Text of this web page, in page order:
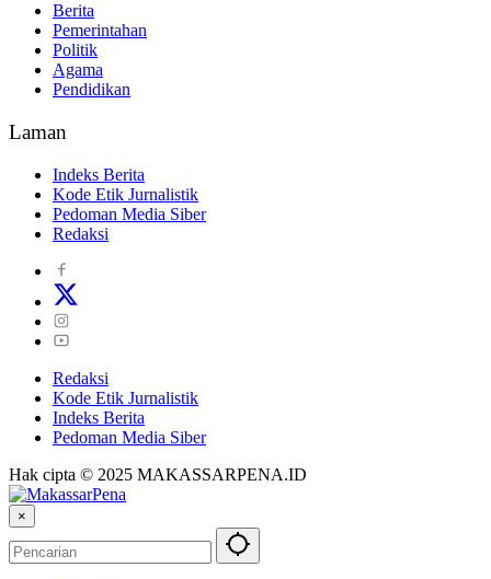
Berita
Pemerintahan
Politik
Agama
Pendidikan
Laman
Indeks Berita
Kode Etik Jurnalistik
Pedoman Media Siber
Redaksi
Redaksi
Kode Etik Jurnalistik
Indeks Berita
Pedoman Media Siber
Hak cipta © 2025 MAKASSARPENA.ID
×